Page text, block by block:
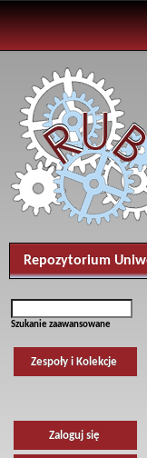
navigation
Repozytorium
Szukanie zaawansowane
Zespoły i Kolekcje
Zaloguj się